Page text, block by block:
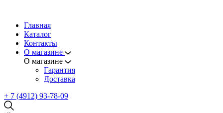
Главная
Каталог
Контакты
О магазине
О магазине
Гарантия
Доставка
+ 7 (4912) 93-78-09